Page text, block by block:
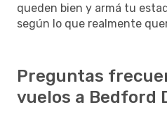
queden bien y armá tu
según lo que realmente
Preguntas
vuelos a Bedford